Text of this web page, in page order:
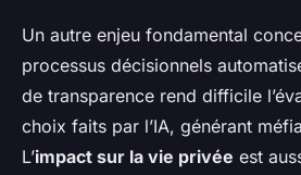
Un autre enjeu fondamental
processus décisionnels
de transparence rend difficile
choix faits par l’IA, générant
L’impact sur la vie privée est